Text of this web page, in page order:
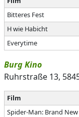
Bitteres Fest
H wie Habicht
Everytime
Burg Kino
Ruhrstraße 13,
Film
Spider-Man: Brand